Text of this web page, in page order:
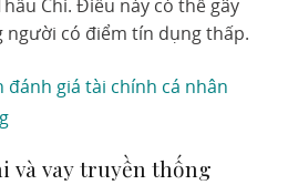
Chi. Điều này có thể gây
người có điểm tín dụng thấp.
đánh giá tài chính cá nhân
và vay truyền thống